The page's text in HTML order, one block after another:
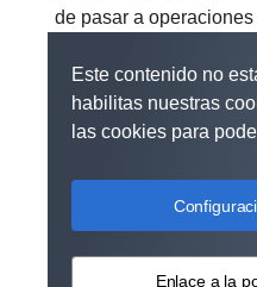
de pasar a
Este contenido no
habilitas nuestras
las cookies para
Enlace a la